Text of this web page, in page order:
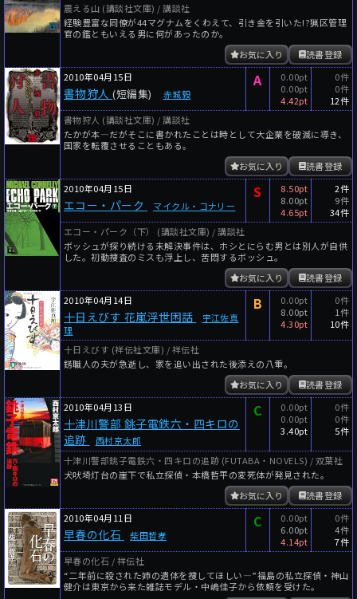
震える山 (講談社文庫) / 講談社
経験豊富な同僚が44マグナムをくわえて、引き金を引いた!?猟区管理
官の鑑ともいえる男に何があったのか。
読書登録
お気に入り
2010年04月15日
書物狩人 (短編集) 赤城毅
A
0.00pt
0.00pt
4.42pt
0件
0件
12件
書物狩人 (講談社文庫) / 講談社
たかが本―だがそこに書かれたことは時として大企業を破滅に導き、
国家を転覆させることもある。
読書登録
お気に入り
2010年04月15日
エコー・パーク マイクル・コナリー
S
8.50pt
8.00pt
4.65pt
2件
9件
34件
エコー・パーク（下） (講談社文庫) / 講談社
ボッシュが探り続ける未解決事件は、ホシとにらむ男とは別人が自供
した。初動捜査のミスも浮上し、苦悶するボッシュ。
読書登録
お気に入り
2010年04月14日
十日えびす 花嵐浮世困話
宇江佐真
理
B
0.00pt
8.00pt
4.30pt
0件
1件
10件
十日えびす (祥伝社文庫) / 祥伝社
錺職人の夫が急逝し、家を追い出された後添えの八重。
読書登録
お気に入り
2010年04月13日
十津川警部 銚子電鉄六・四キロの
追跡
西村京太郎
C
0.00pt
0.00pt
3.40pt
0件
0件
5件
十津川警部銚子電鉄六・四キロの追跡 (FUTABA・NOVELS) / 双葉社
犬吠埼灯台の崖下で私立探偵・本橋哲平の変死体が発見された。
読書登録
お気に入り
2010年04月11日
早春の化石 柴田哲孝
C
0.00pt
6.00pt
4.14pt
0件
4件
7件
早春の化石 / 祥伝社
“二年前に殺された姉の遺体を捜してほしい―”福島の私立探偵・神山
健介は東京から来た雑誌モデル・中嶋佳子から依頼を受けた。